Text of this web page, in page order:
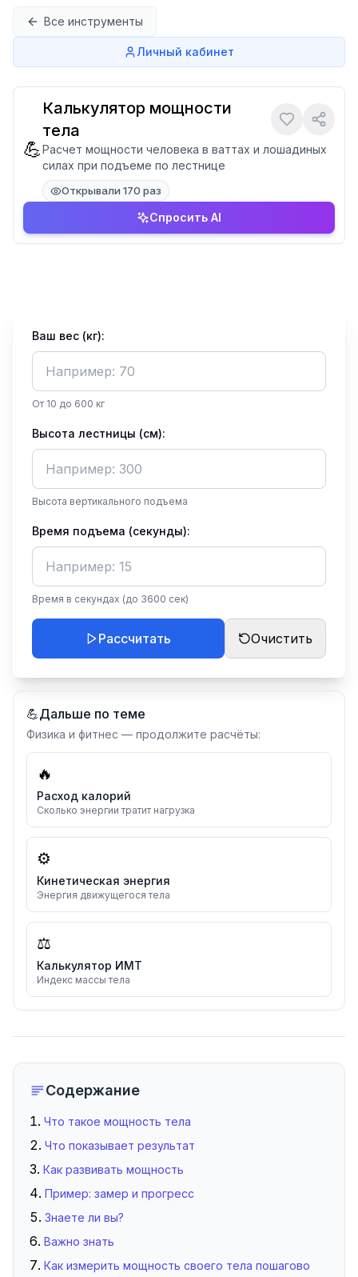
Все инструменты
Личный кабинет
💪
Калькулятор мощности
тела
Расчет мощности человека в ваттах и лошадиных
силах при подъеме по лестнице
Открывали 170 раз
Спросить AI
Ваш вес (кг):
От 10 до 600 кг
Высота лестницы (см):
Высота вертикального подъема
Время подъема (секунды):
Время в секундах (до 3600 сек)
Рассчитать Очистить
💪Дальше по теме
Физика и фитнес — продолжите расчёты:
🔥
Расход калорий
Сколько энергии тратит нагрузка
⚙️
Кинетическая энергия
Энергия движущегося тела
⚖️
Калькулятор ИМТ
Индекс массы тела
Содержание
Что такое мощность тела
Что показывает результат
Как развивать мощность
Пример: замер и прогресс
Знаете ли вы?
Важно знать
Как измерить мощность своего тела пошагово